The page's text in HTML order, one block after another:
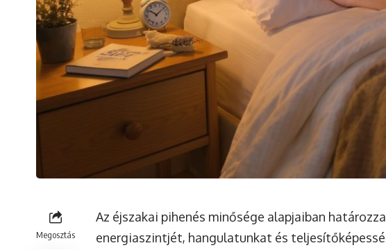
Megosztás
Az éjszakai pihenés minősége alapjaiban
energiaszintjét, hangulatunkat és